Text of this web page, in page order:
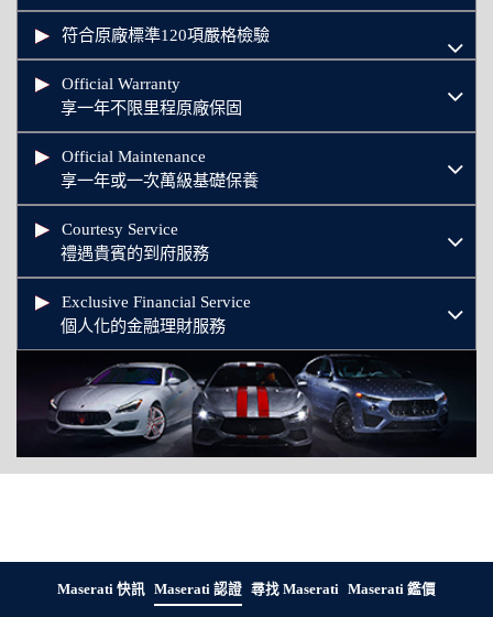
符合原廠標準120項嚴格檢驗
Official Warranty
享一年不限里程原廠保固
Official Maintenance
享一年或一次萬級基礎保養
Courtesy Service
禮遇貴賓的到府服務
Exclusive Financial Service
個人化的金融理財服務
Maserati 快訊 Maserati 認證 尋找 Maserati Maserati 鑑價